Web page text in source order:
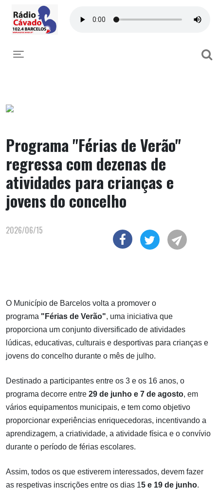
Toggle navigation
Programa "Férias de Verão"
regressa com dezenas de
atividades para crianças e
jovens do concelho
2026/06/15
O Município de Barcelos volta a promover o
programa "Férias de Verão", uma iniciativa que
proporciona um conjunto diversificado de atividades
lúdicas, educativas, culturais e desportivas para crianças e
jovens do concelho durante o mês de julho.
Destinado a participantes entre os 3 e os 16 anos, o
programa decorre entre 29 de junho e 7 de agosto, em
vários equipamentos municipais, e tem como objetivo
proporcionar experiências enriquecedoras, incentivando a
aprendizagem, a criatividade, a atividade física e o convívio
durante o período de férias escolares.
Assim, todos os que estiverem interessados, devem fazer
as respetivas inscrições entre os dias 15 e 19 de junho.